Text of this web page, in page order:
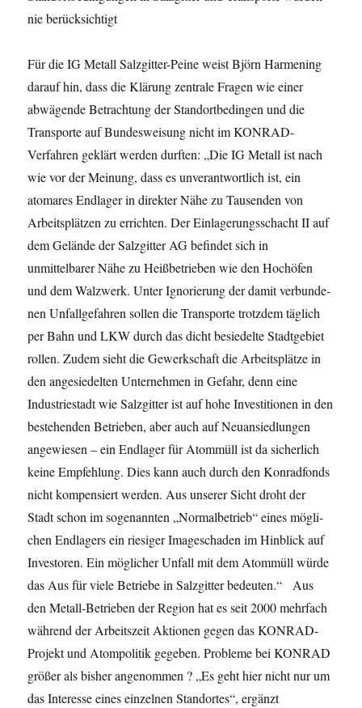
nie berücksichtigt
Für die IG Metall Salzgitter-Peine weist Björn Harmening
darauf hin, dass die Klärung zen­trale Fra­gen wie einer
abwägende Betrachtung der Standortbedingen und die
Transporte auf Bundes­wei­sung nicht im KONRAD-
Verfahren geklärt werden durften: „Die IG Metall ist nach
wie vor der Meinung, dass es unverantwortlich ist, ein
atomares Endlager in direkter Nähe zu Tausenden von
Arbeitsplätzen zu er­richten. Der Einlagerungsschacht II auf
dem Ge­lände der Salzgitter AG befindet sich in
unmittelbarer Nähe zu Heißbetrieben wie den Hoch­öfen
und dem Walzwerk. Unter Ignorierung der damit verbun­de­
nen Unfallgefahren sollen die Transporte trotzdem täglich
per Bahn und LKW durch das dicht besie­delte Stadt­gebiet
rollen. Zudem sieht die Gewerkschaft die Arbeitsplätze in
den angesiedelten Unternehmen in Ge­fahr, denn eine
Industriestadt wie Salzgitter ist auf hohe Investitionen in den
bestehenden Betrieben, aber auch auf Neuansiedlungen
angewiesen – ein Endlager für Atommüll ist da sicherlich
keine Empfehlung. Dies kann auch durch den Konradfonds
nicht kompensiert wer­den. Aus unserer Sicht droht der
Stadt schon im sogenannten „Normalbetrieb“ eines mögli­
chen Endlagers ein riesiger Imageschaden im Hinblick auf
Investoren. Ein möglicher Unfall mit dem Atommüll würde
das Aus für viele Betriebe in Salzgitter bedeuten.“ Aus
den Metall-Betrieben der Region hat es seit 2000 mehrfach
während der Arbeitszeit Aktionen ge­gen das KONRAD-
Projekt und Atompolitik gegeben. Probleme bei KONRAD
größer als bisher angenommen ? „Es geht hier nicht nur um
das Interesse eines einzelnen Standortes“, ergänzt